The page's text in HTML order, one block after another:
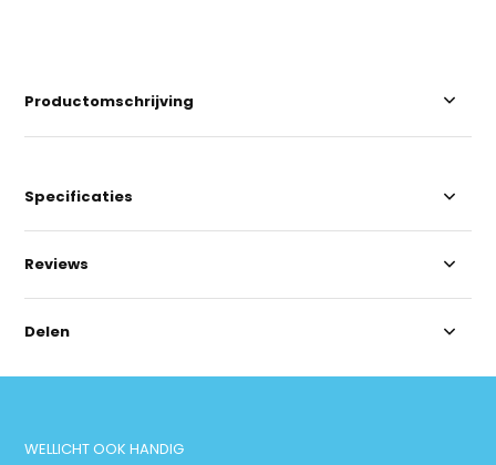
Productomschrijving
Specificaties
Reviews
Delen
WELLICHT OOK HANDIG